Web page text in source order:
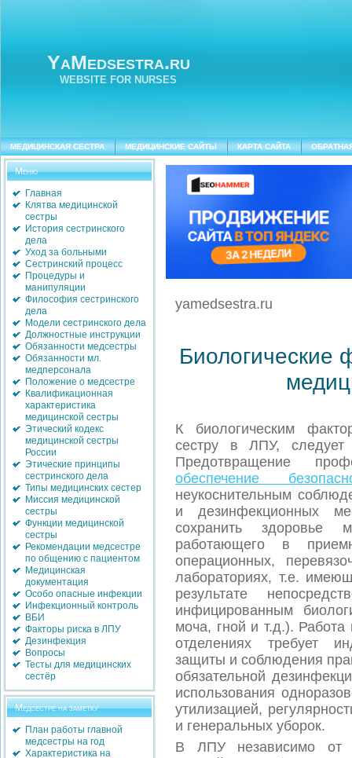
YaMedsestra.ru
WEBSITE FOR NURSES
МЕДИЦИНСКАЯ СЕСТРА МЕДИЦИНСКИЕ САЙТЫ КАРТА САЙТА
Меню
Главная
Клятва медицинской
сестры
История сестринского
дела
Уход за больными
Сестринский процесс
Процедуры и
манипуляции
Философия сестринского
дела
Модели сестринского дела
Должностные инструкции
Обязанности медсестры
Обязанности мл.
медперсонала
Положение о медсестре
Квалификационная
характеристика
медицинской сестры
Этический кодекс
медицинской сестры
России
Этические принципы
сестринского дела
Типы медицинских сестер
Миссия медицинской
сестры
Функции медицинской
сестры
Рекомендации медсестре
по общению с пациентом
Медицинская
документация
Особо опасные инфекции
Инфекционный контроль
ВБИ
Факторы риска в ЛПУ
Дезинфекция
Вопросы
Тесты для медицинских
сестёр
Медсестре на заметку
План работы главной
медсестры на год
Характеристика на
yamedsestra.ru
Биологические
К биологическим
сестру в ЛПУ, следует
Предотвращение
обеспечение
неукоснительным
и дезинфекционных
сохранить здоровье
работающего в
операционных,
лабораториях, т.е.
результате
инфицированным
моча, гной и т.д.).
отделениях требует
защиты и соблюдения
обязательной
использования
утилизацией,
и генеральных уборок.
В ЛПУ независимо от